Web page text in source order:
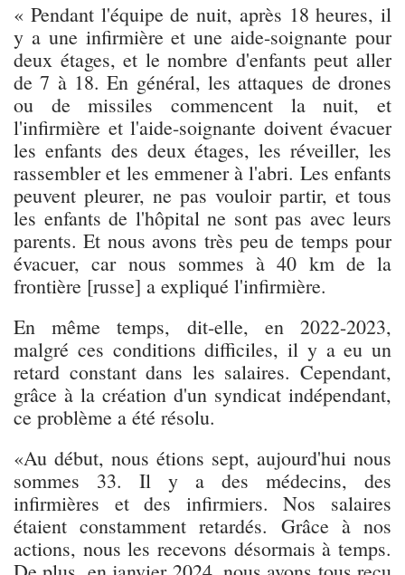
« Pendant l'équipe de nuit, après 18 heures, il
y a une infirmière et une aide-soignante pour
deux étages, et le nombre d'enfants peut aller
de 7 à 18. En général, les attaques de drones
ou de missiles commencent la nuit, et
l'infirmière et l'aide-soignante doivent évacuer
les enfants des deux étages, les réveiller, les
rassembler et les emmener à l'abri. Les enfants
peuvent pleurer, ne pas vouloir partir, et tous
les enfants de l'hôpital ne sont pas avec leurs
parents. Et nous avons très peu de temps pour
évacuer, car nous sommes à 40 km de la
frontière [russe] a expliqué l'infirmière.
En même temps, dit-elle, en 2022-2023,
malgré ces conditions difficiles, il y a eu un
retard constant dans les salaires. Cependant,
grâce à la création d'un syndicat indépendant,
ce problème a été résolu.
«Au début, nous étions sept, aujourd'hui nous
sommes 33. Il y a des médecins, des
infirmières et des infirmiers. Nos salaires
étaient constamment retardés. Grâce à nos
actions, nous les recevons désormais à temps.